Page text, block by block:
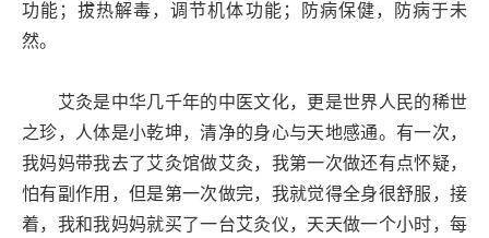
功能；拔热解毒，调节机体功能；防病保健，防病于未
然。
艾灸是中华几千年的中医文化，更是世界人民的稀世
之珍，人体是小乾坤，清净的身心与天地感通。有一次，
我妈妈带我去了艾灸馆做艾灸，我第一次做还有点怀疑，
怕有副作用，但是第一次做完，我就觉得全身很舒服，接
着，我和我妈妈就买了一台艾灸仪，天天做一个小时，每
艾灸颂
“艾叶苦，微温、无毒、主灸